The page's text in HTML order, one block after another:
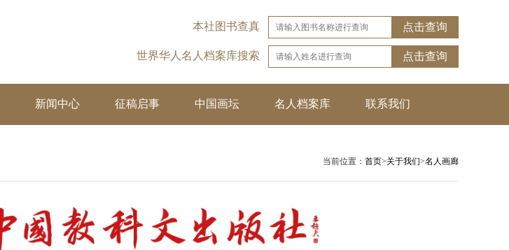
本社图书查真 点击查询
世界华人名人档案库搜索 点击查询
新闻中心 征稿启事 中国画坛 名人档案库 联系我们
当前位置： 首页>关于我们>名人画廊